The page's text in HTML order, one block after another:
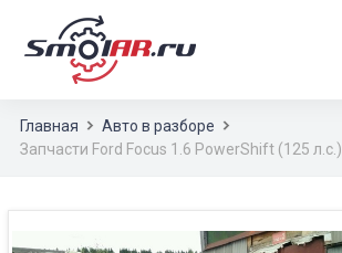
Главная
Авто в разборе
Запчасти Ford Focus 1.6 PowerShift (125 л.с.)